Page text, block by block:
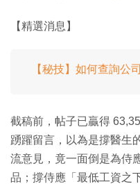
【精選消息】
【秘技】如何查詢公
截稿前，帖子已贏得
踴躍留言，以為是撐醫生
流意見，竟一面倒是為侍
品；撐侍應「最低工資之